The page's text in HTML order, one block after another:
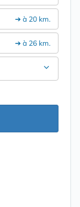
➔ à 20 km.
➔ à 26 km.